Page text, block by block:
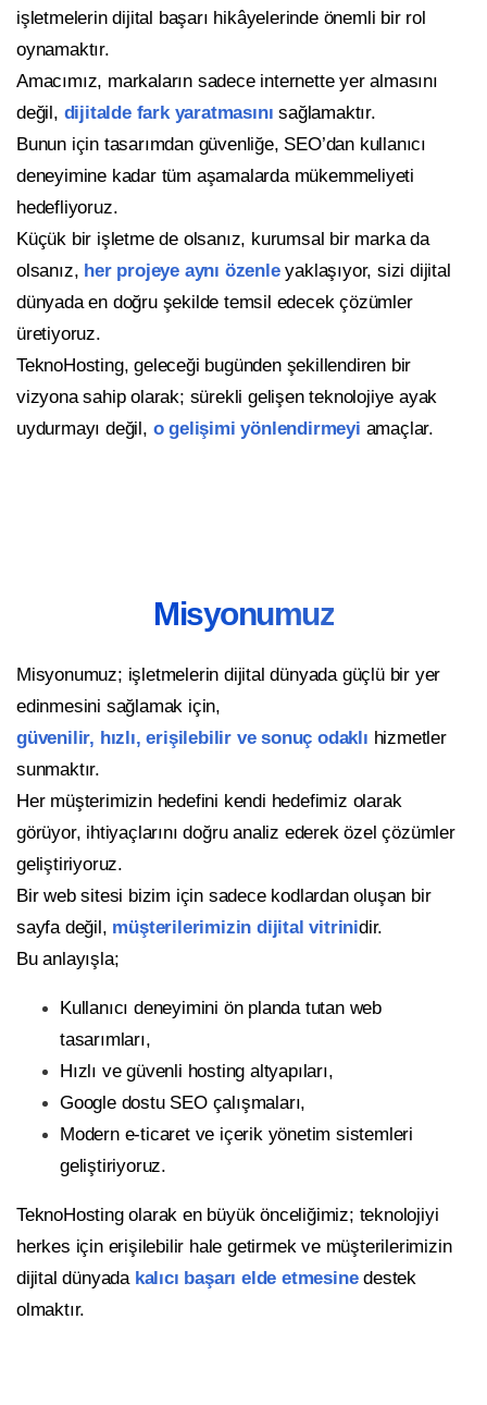
işletmelerin dijital başarı hikâyelerinde önemli bir rol
oynamaktır.
Amacımız, markaların sadece internette yer almasını
değil, dijitalde fark yaratmasını sağlamaktır.
Bunun için tasarımdan güvenliğe, SEO’dan kullanıcı
deneyimine kadar tüm aşamalarda mükemmeliyeti
hedefliyoruz.
Küçük bir işletme de olsanız, kurumsal bir marka da
olsanız, her projeye aynı özenleyaklaşıyor, sizi dijital
dünyada en doğru şekilde temsil edecek çözümler
üretiyoruz.
TeknoHosting, geleceği bugünden şekillendiren bir
vizyona sahip olarak; sürekli gelişen teknolojiye ayak
uydurmayı değil, o gelişimi yönlendirmeyi amaçlar.
Misyonumuz
Misyonumuz; işletmelerin dijital dünyada güçlü bir yer
edinmesini sağlamak için,
güvenilir, hızlı, erişilebilir ve sonuç odaklı hizmetler
sunmaktır.
Her müşterimizin hedefini kendi hedefimiz olarak
görüyor, ihtiyaçlarını doğru analiz ederek özel çözümler
geliştiriyoruz.
Bir web sitesi bizim için sadece kodlardan oluşan bir
sayfa değil, müşterilerimizin dijital vitrinidir.
Bu anlayışla;
Kullanıcı deneyimini ön planda tutan web
tasarımları,
Hızlı ve güvenli hosting altyapıları,
Google dostu SEO çalışmaları,
Modern e-ticaret ve içerik yönetim sistemleri
geliştiriyoruz.
TeknoHosting olarak en büyük önceliğimiz; teknolojiyi
herkes için erişilebilir hale getirmek ve müşterilerimizin
dijital dünyada kalıcı başarı elde etmesinedestek
olmaktır.